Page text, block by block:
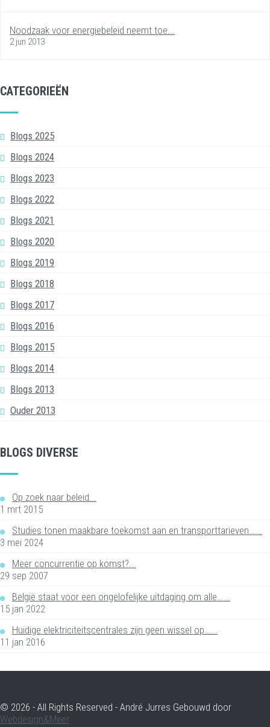
Noodzaak voor energiebeleid neemt toe...
2 jun 2013
CATEGORIEËN
Blogs 2025
Blogs 2024
Blogs 2023
Blogs 2022
Blogs 2021
Blogs 2020
Blogs 2019
Blogs 2018
Blogs 2017
Blogs 2016
Blogs 2015
Blogs 2014
Blogs 2013
Ouder 2013
BLOGS DIVERSE
Op zoek naar beleid...
1 mrt 2015
Studies tonen maakbare toekomst aan en transporttarieven…...
3 mei 2024
Meer concurrentie op komst?...
29 sep 2007
België staat voor een ongelofelijke uitdaging om alle…...
15 jan 2022
Huidige elektriciteitscentrales zijn geen wissel op…...
11 jan 2016
© 2026 - All Rights Reserved - André Jurres Gebouwd door
Webdesign&Meer